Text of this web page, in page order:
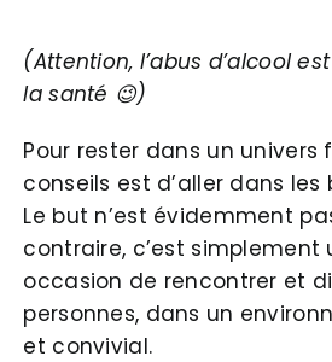
(Attention, l’abus d’alcool
la santé 😉)
Pour rester dans un univers
conseils est d’aller dans
Le but n’est évidemment
contraire, c’est simplement
occasion de rencontrer et
personnes, dans un
et convivial.